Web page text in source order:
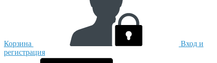
Корзина
Вход и
регистрация